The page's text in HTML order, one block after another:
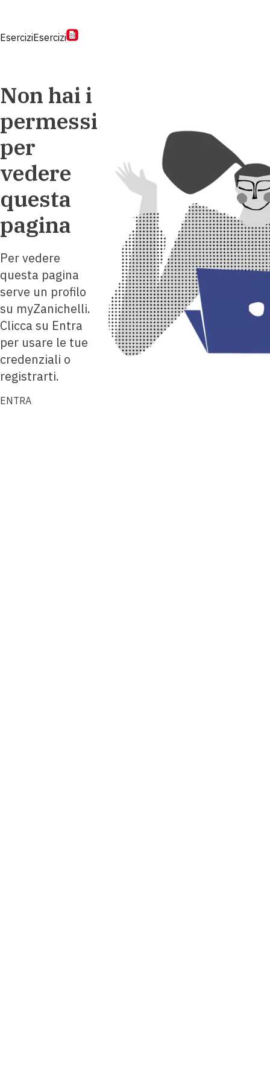
EserciziEsercizi
Non hai i
permessi
per
vedere
questa
pagina
Per vedere
questa pagina
serve un profilo
su myZanichelli.
Clicca su Entra
per usare le tue
credenziali o
registrarti.
ENTRA